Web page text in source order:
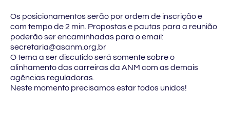
Os posicionamentos serão por ordem de inscrição e
com tempo de 2 min. Propostas e pautas para a reunião
poderão ser encaminhadas para o email:
secretaria@asanm.org.br
O tema a ser discutido será somente sobre o
alinhamento das carreiras da ANM com as demais
agências reguladoras.
Neste momento precisamos estar todos unidos!